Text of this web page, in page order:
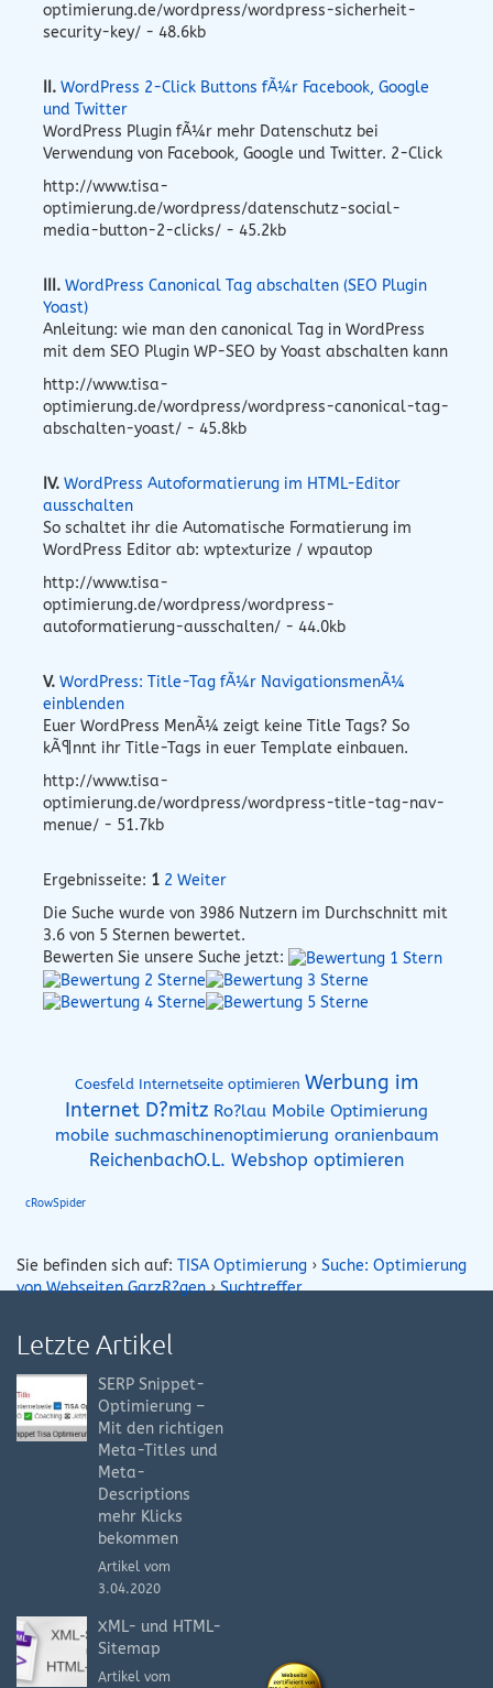
optimierung.de/wordpress/wordpress-sicherheit-
security-key/ - 48.6kb
II. WordPress 2-Click Buttons fÃ¼r Facebook, Google
und Twitter
WordPress Plugin fÃ¼r mehr Datenschutz bei
Verwendung von Facebook, Google und Twitter. 2-Click
http://www.tisa-
optimierung.de/wordpress/datenschutz-social-
media-button-2-clicks/ - 45.2kb
III. WordPress Canonical Tag abschalten (SEO Plugin
Yoast)
Anleitung: wie man den canonical Tag in WordPress
mit dem SEO Plugin WP-SEO by Yoast abschalten kann
http://www.tisa-
optimierung.de/wordpress/wordpress-canonical-tag-
abschalten-yoast/ - 45.8kb
IV. WordPress Autoformatierung im HTML-Editor
ausschalten
So schaltet ihr die Automatische Formatierung im
WordPress Editor ab: wptexturize / wpautop
http://www.tisa-
optimierung.de/wordpress/wordpress-
autoformatierung-ausschalten/ - 44.0kb
V. WordPress: Title-Tag fÃ¼r NavigationsmenÃ¼
einblenden
Euer WordPress MenÃ¼ zeigt keine Title Tags? So
kÃ¶nnt ihr Title-Tags in euer Template einbauen.
http://www.tisa-
optimierung.de/wordpress/wordpress-title-tag-nav-
menue/ - 51.7kb
Ergebnisseite: 1 2 Weiter
Die Suche wurde von 3986 Nutzern im Durchschnitt mit
3.6 von 5 Sternen bewertet.
Bewerten Sie unsere Suche jetzt:
Coesfeld Internetseite optimieren Werbung im
Internet D?mitz Ro?lau Mobile Optimierung
mobile suchmaschinenoptimierung oranienbaum
ReichenbachO.L. Webshop optimieren
cRowSpider
Sie befinden sich auf: TISA Optimierung › Suche: Optimierung
von Webseiten GarzR?gen›Suchtreffer
Letzte Artikel
SERP Snippet-
Optimierung –
Mit den richtigen
Meta-Titles und
Meta-
Descriptions
mehr Klicks
bekommen
Artikel vom
3.04.2020
XML- und HTML-
Sitemap
Artikel vom